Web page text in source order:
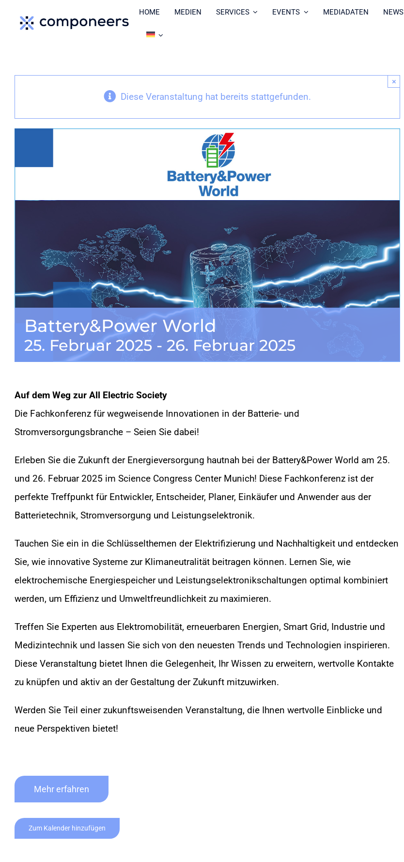
Inhalt
HOME MEDIEN SERVICES EVENTS MEDIADATEN NEWS
Diese Veranstaltung hat bereits stattgefunden.
×
Battery&Power World
25. Februar 2025 - 26. Februar 2025
Auf dem Weg zur All Electric Society
Die Fachkonferenz für wegweisende Innovationen in der Batterie- und
Stromversorgungsbranche – Seien Sie dabei!
Erleben Sie die Zukunft der Energieversorgung hautnah bei der Battery&Power World am 25.
und 26. Februar 2025 im Science Congress Center Munich! Diese Fachkonferenz ist der
perfekte Treffpunkt für Entwickler, Entscheider, Planer, Einkäufer und Anwender aus der
Batterietechnik, Stromversorgung und Leistungselektronik.
Tauchen Sie ein in die Schlüsselthemen der Elektrifizierung und Nachhaltigkeit und entdecken
Sie, wie innovative Systeme zur Klimaneutralität beitragen können. Lernen Sie, wie
elektrochemische Energiespeicher und Leistungselektronikschaltungen optimal kombiniert
werden, um Effizienz und Umweltfreundlichkeit zu maximieren.
Treffen Sie Experten aus Elektromobilität, erneuerbaren Energien, Smart Grid, Industrie und
Medizintechnik und lassen Sie sich von den neuesten Trends und Technologien inspirieren.
Diese Veranstaltung bietet Ihnen die Gelegenheit, Ihr Wissen zu erweitern, wertvolle Kontakte
zu knüpfen und aktiv an der Gestaltung der Zukunft mitzuwirken.
Werden Sie Teil einer zukunftsweisenden Veranstaltung, die Ihnen wertvolle Einblicke und
neue Perspektiven bietet!
Mehr erfahren
Zum Kalender hinzufügen